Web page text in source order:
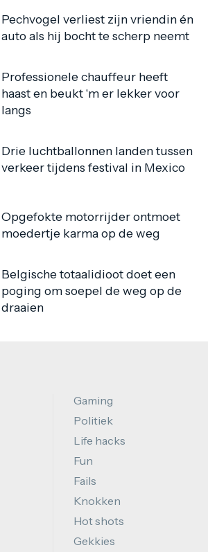
Pechvogel verliest zijn vriendin én
auto als hij bocht te scherp neemt
Professionele chauffeur heeft
haast en beukt 'm er lekker voor
langs
Drie luchtballonnen landen tussen
verkeer tijdens festival in Mexico
Opgefokte motorrijder ontmoet
moedertje karma op de weg
Belgische totaalidioot doet een
poging om soepel de weg op de
draaien
Gaming
Politiek
Life hacks
Fun
Fails
Knokken
Hot shots
Gekkies